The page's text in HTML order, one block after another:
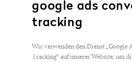
google ads
tracking
Wir verwenden den Dienst „Google
Tracking“ auf unserer Website, um